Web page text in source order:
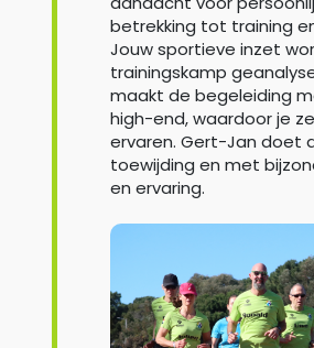
betrekking tot training
Jouw sportieve inzet
trainingskamp
maakt de begeleiding
high-end, waardoor je
ervaren. Gert-Jan doet
toewijding en met
en ervaring.